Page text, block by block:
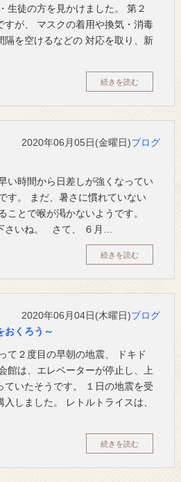
生徒の方を見かけました。 第２
すが、 マスクの着用や換気・消毒
隔を空けるなどの 対応を取り、新
続きを読む
2020年06月05日(金曜日)ブログ
い時間から日差しが強くなってい
す。 まだ、暑さに慣れていない
ことで喉が渇かないようです。
さいね。 さて、 ６月…
続きを読む
2020年06月04日(木曜日)ブログ
おくろう～
て２度目の早朝の地震、 ドキド
館は、エレベーターが停止し、上
ていたそうです。 １日の地震を受
しました。 レトルトライスは、
続きを読む